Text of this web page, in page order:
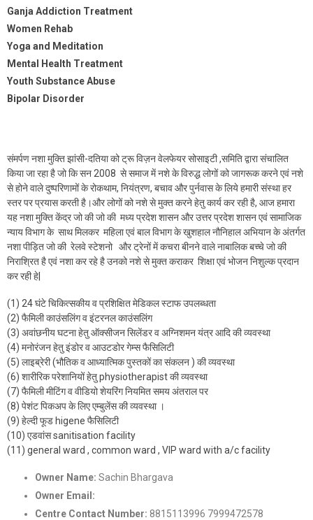
Ganja Addiction Treatment
Women Rehab
Yoga and Meditation
Mental Health Treatment
Youth Substance Abuse
Bipolar Disorder
संमर्पण नशा मुक्ति झांसी-दतिया को ट्रू विज़न वेलफेयर सोसाइटी ,समिति द्वारा संचालित
किया जा रहा है जो कि सन 2008 से समाज में नशे के विरुद्ध लोगों को जागरूक करने एवं नशे
से होने वाले दुष्परिणामों के रोकथाम, नियंत्रण, बचाव और पुर्नवास के लिये हमारी संस्था हर
स्तर पर प्रयास करती है।और लोगों को नशे से मुक्त करने हेतु कार्य कर रही है, आज हमारा
यह नशा मुक्ति केंद्र जो की जो की मध्य प्रदेश शासन और उत्तर प्रदेश शासन एवं सामाजिक
न्याय विभाग के साथ मिलकर महिला एवं बाल विभाग के खुशहाल नौनिहाल अभियान के अंतर्गत
नशा पीड़ित जो की रेलवे स्टेशनो और ट्रेनों में कचरा बीनने वाले नाबालिक बच्चे जो की
निराश्रित है एवं नशा कर रहे है उनको नशे से मुक्त कराकर शिक्षा एवं भोजन निशुल्क प्रदान
कर रही हे|
(1) 24 घंटे चिकित्सकीय व प्रशिक्षित मेडिकल स्टाफ उपलब्धता
(2) फैमिली काउंसलिंग व इंटरनल काउंसलिंग
(3) अवांछनीय घटना हेतु ऑक्सीजन सिलेंडर व अग्निशमन यंत्र आदि की व्यवस्था
(4) मनोरंजन हेतु इंडोर व आउटडोर गेम्स फैसिलिटी
(5) लाइब्रेरी (भौतिक व आध्यात्मिक पुस्तकों का संकलन ) की व्यवस्था
(6) शारीरिक परेशानियों हेतु physiotherapist की व्यवस्था
(7) फैमिली मीटिंग व वीडियो शेयरिंग नियमित समय अंतराल पर
(8) पेशंट पिकअप के लिए एम्बुलेंस की व्यवस्था ।
(9) हेल्दी फूड higene फैसिलिटी
(10) एडवांस sanitisation facility
(11) general ward , common ward , VIP ward with a/c facility
Owner Name: Sachin Bhargava
Owner Email:
Centre Contact Number: 8815113996 7999472578